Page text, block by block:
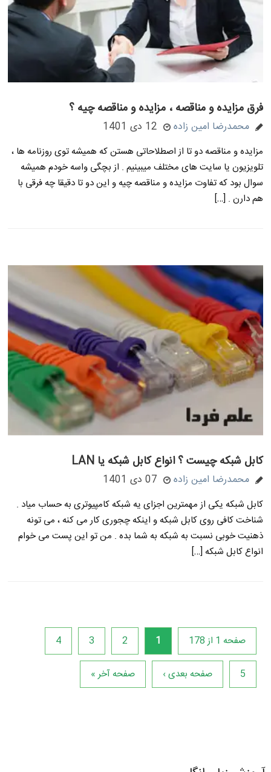
فرق مزایده و مناقصه ، مزایده و مناقصه چیه ؟
محمدرضا امین زاده 12 دی 1401
مزایده و مناقصه دو تا از اصطلاحاتی هستن که همیشه توی روزنامه ها ،
تلویزیون یا سایت های مختلف میبینیم . از بچگی واسه خودم همیشه
سوال بود که تفاوت مزایده و مناقصه چیه و این دو تا دقیقا چه فرقی با
هم دارن . […]
کابل شبکه چیست ؟ انواع کابل شبکه یا LAN
محمدرضا امین زاده 07 دی 1401
کابل شبکه یکی از مهمترین اجزای یه شبکه کامپیوتری به حساب میاد .
شناخت کافی روی کابل شبکه و اینکه چجوری کار می کنه ، می تونه
ذهنیت خوبی نسبت به شبکه به شما بده . من تو این پست می خوام
انواع کابل شبکه […]
صفحه 1 از 178 1
2
3
4
5 صفحه بعدی › صفحه آخر »